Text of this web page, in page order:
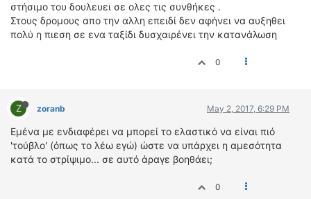
στήσιμο του δουλευει σε ολες τις συνθήκες .
Στους δρομους απο την αλλη επειδί δεν αφήνει να αυξηθει
πολύ η πιεση σε ενα ταξίδι δυσχαιρένει την κατανάλωση
0
Z zoranb May 2, 2017, 6:29 PM
Εμένα με ενδιαφέρει να μπορεί το ελαστικό να είναι πιό
'τούβλο' (όπως το λέω εγώ) ώστε να υπάρχει η αμεσότητα
κατά το στρίψιμο... σε αυτό άραγε βοηθάει;
0